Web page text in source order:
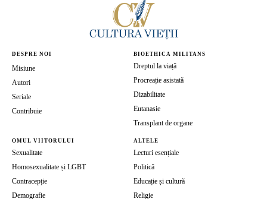
DESPRE NOI
Misiune
Autori
Seriale
Contribuie
BIOETHICA MILITANS
Dreptul la viață
Procreație asistată
Dizabilitate
Eutanasie
Transplant de organe
OMUL VIITORULUI
Sexualitate
Homosexualitate și LGBT
Contracepție
Demografie
ALTELE
Lecturi esențiale
Politică
Educație și cultură
Religie